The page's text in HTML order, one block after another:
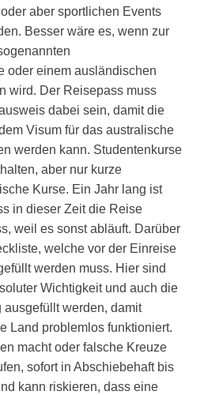
aber sportlichen Events
Besser wäre es, wenn zur
oder einem ausländischen
wird. Der Reisepass muss
dabei sein, damit die
Visum für das australische
werden kann. Studentenkurse
aber nur kurze
Kurse. Ein Jahr lang ist
in dieser Zeit die Reise
weil es sonst abläuft. Darüber
welche vor der Einreise
werden muss. Hier sind
Wichtigkeit und auch die
ausgefüllt werden, damit
Land problemlos funktioniert.
macht oder falsche Kreuze
sofort in Abschiebehaft bis
kann riskieren, dass eine